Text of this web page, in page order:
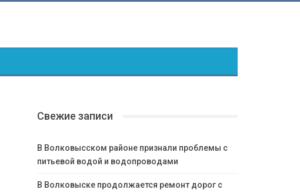
Свежие записи
В Волковысском районе признали проблемы с
питьевой водой и водопроводами
В Волковыске продолжается ремонт дорог с